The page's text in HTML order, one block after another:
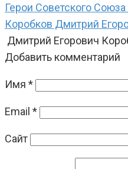
Герои Советского Союза
Коробков Дмитрий
Дмитрий Егорович
Добавить комментарий
Имя *
Email *
Сайт